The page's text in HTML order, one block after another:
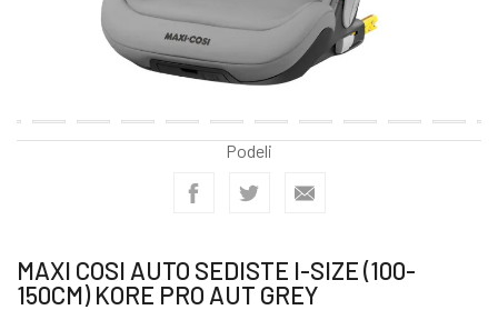
Podeli
MAXI COSI AUTO SEDISTE I-SIZE (100-
150CM) KORE PRO AUT GREY